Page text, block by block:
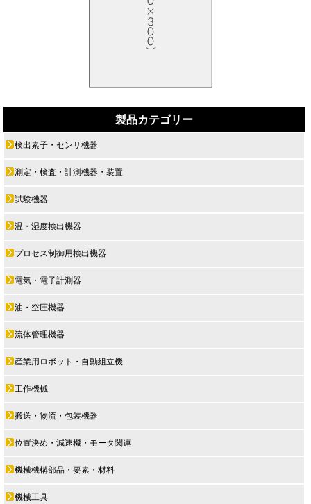
製品カテゴリー
検出素子・センサ機器
測定・検査・計測機器・装置
試験機器
温・湿度検出機器
プロセス制御用検出機器
電気・電子計測器
油・空圧機器
流体管理機器
産業用ロボット・自動組立機
工作機械
搬送・物流・包装機器
位置決め・減速機・モータ関連
機械機構部品・要素・材料
機械工具